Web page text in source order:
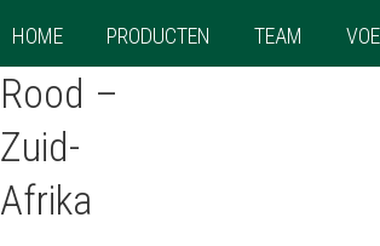
HOME PRODUCTEN TEAM
Rood –
Zuid-
Afrika